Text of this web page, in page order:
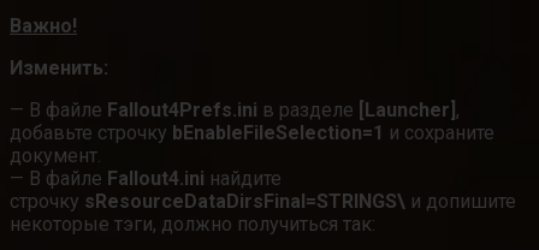
Важно!
Изменить:
— В файле Fallout4Prefs.ini в разделе [Launcher] ,
добавьте строчку bEnableFileSelection=1 и сохраните
документ.
— В файле Fallout4.ini найдите
строчку sResourceDataDirsFinal=STRINGS\ и допишите
некоторые тэги, должно получиться так: